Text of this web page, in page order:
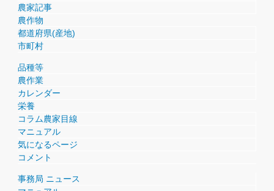
農家記事
農作物
都道府県(産地)
市町村
品種等
農作業
カレンダー
栄養
コラム農家目線
マニュアル
気になるページ
コメント
事務局 ニュース